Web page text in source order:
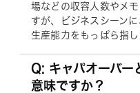
場などの収容人数やメ
すが、ビジネスシーン
生産能力をもっぱら指し
Q: キャパオーバー
意味ですか？